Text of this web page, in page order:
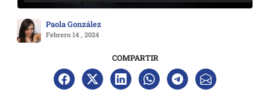
Paola González
Febrero 14 , 2024
COMPARTIR